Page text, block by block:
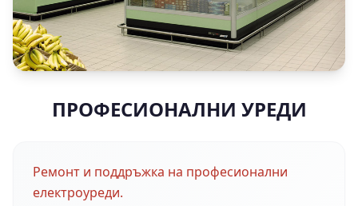
ПРОФЕСИОНАЛНИ УРЕДИ
Ремонт и поддръжка на професионални
електроуреди.